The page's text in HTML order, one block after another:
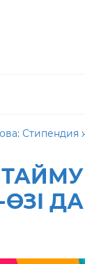
Стипендия
ӨЗІ